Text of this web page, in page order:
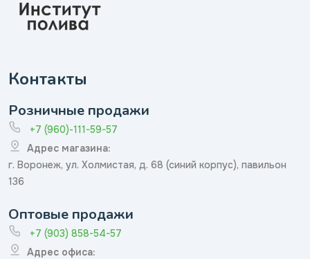
Контакты
Розничные продажи
+7 (960)-111-59-57
Адрес магазина:
г. Воронеж, ул. Холмистая, д. 68 (синий корпус), павильон
136
Оптовые продажи
+7 (903) 858-54-57
Адрес офиса: